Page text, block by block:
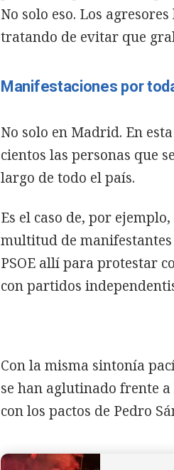
No solo eso. Los
tratando de evitar que
Manifestaciones por
No solo en Madrid. En
cientos las personas que
largo de todo el país.
Es el caso de, por ejemplo,
multitud de manifestantes
PSOE allí para protestar
con partidos
Con la misma sintonía
se han aglutinado frente
con los pactos de Pedro